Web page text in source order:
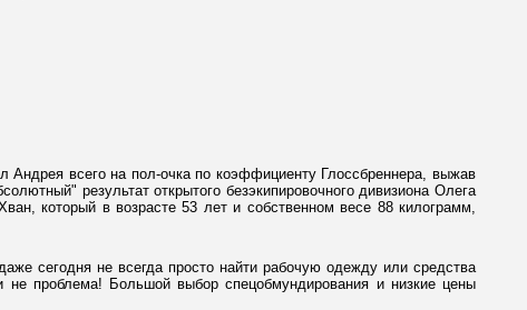
всего на пол-очка по коэффициенту Глоссбреннера, выжав
результат открытого безэкипировочного дивизиона Олега
который в возрасте 53 лет и собственном весе 88 килограмм,
сегодня не всегда просто найти рабочую одежду или средства
проблема! Большой выбор спецобмундирования и низкие цены